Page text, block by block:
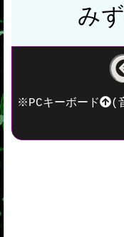
み
※PCキーボード (